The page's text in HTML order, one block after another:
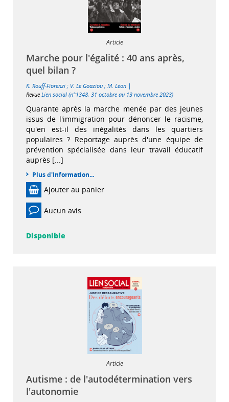
Article
Marche pour l'égalité : 40 ans après,
quel bilan ?
K. Rouff-Fiorenzi ; V. Le Goaziou ; M. Léon |
Revue Lien social (n°1348, 31 octobre au 13 novembre 2023)
Quarante après la marche menée par des jeunes
issus de l'immigration pour dénoncer le racisme,
qu'en est-il des inégalités dans les quartiers
populaires ? Reportage auprès d'une équipe de
prévention spécialisée dans leur travail éducatif
auprès [...]
Plus d'information...
Ajouter au panier
Aucun avis
Disponible
Article
Autisme : de l'autodétermination vers
l'autonomie